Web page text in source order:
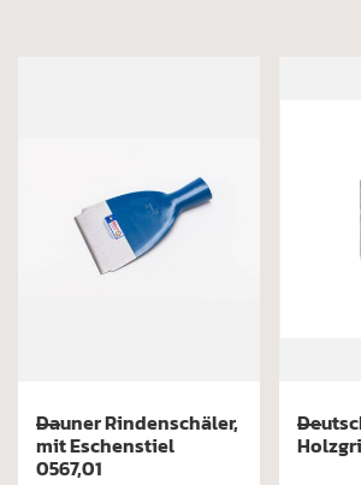
Dauner Rindenschäler,
mit Eschenstiel
0567,01